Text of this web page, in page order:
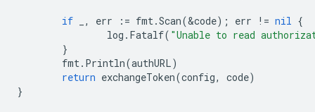
if , err := fmt.Scan(&code); err != nil {
log . Fatalf( "Unable to read
}
fmt. Println(authURL)
return exchangeToken(config, code)
}